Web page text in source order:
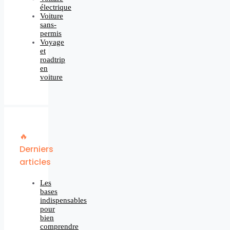
électrique
Voiture
sans-
permis
Voyage
et
roadtrip
en
voiture
🔥
Derniers
articles
Les
bases
indispensables
pour
bien
comprendre